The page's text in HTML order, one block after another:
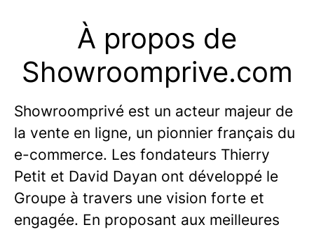
À propos de
Showroomprive.com
Showroomprivé est un acteur majeur de
la vente en ligne, un pionnier français du
e-commerce. Les fondateurs Thierry
Petit et David Dayan ont développé le
Groupe à travers une vision forte et
engagée. En proposant aux meilleures